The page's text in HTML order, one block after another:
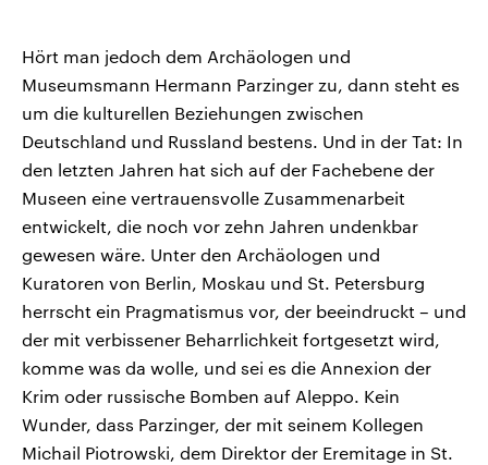
Hört man jedoch dem Archäologen und
Museumsmann Hermann Parzinger zu, dann steht es
um die kulturellen Beziehungen zwischen
Deutschland und Russland bestens. Und in der Tat: In
den letzten Jahren hat sich auf der Fachebene der
Museen eine vertrauensvolle Zusammenarbeit
entwickelt, die noch vor zehn Jahren undenkbar
gewesen wäre. Unter den Archäologen und
Kuratoren von Berlin, Moskau und St. Petersburg
herrscht ein Pragmatismus vor, der beeindruckt – und
der mit verbissener Beharrlichkeit fortgesetzt wird,
komme was da wolle, und sei es die Annexion der
Krim oder russische Bomben auf Aleppo. Kein
Wunder, dass Parzinger, der mit seinem Kollegen
Michail Piotrowski, dem Direktor der Eremitage in St.